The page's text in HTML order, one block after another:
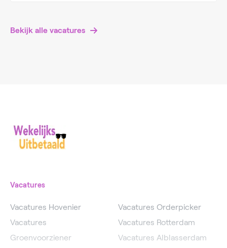
Bekijk alle vacatures
Vacatures
Vacatures Hovenier
Vacatures
Groenvoorziener
Vacatures Orderpicker
Vacatures Rotterdam
Vacatures Alblasserdam